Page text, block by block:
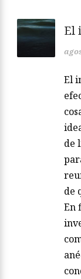
El
El
de
de
En